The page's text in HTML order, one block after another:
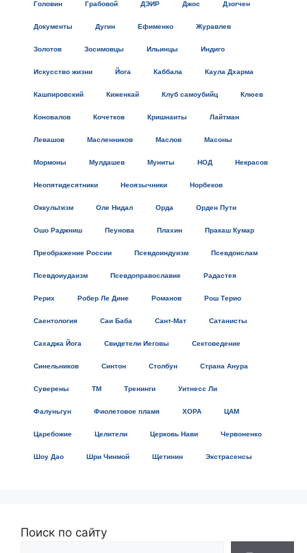
Головин Грабовой ДЭИР Джос Дзогчен
Документы Дугин Ефименко Журавлев
Золотов Зосимовцы Ильинцы Индиго
Искусство жизни Йога Каббала Каула Дхарма
Кашпировский Киженкай Клуб самоубийц Клюев
Коновалов Кочетков Кришнаиты Лайтман
Левашов Масленников Маслов Масоны
Мормоны Мулдашев Муниты НОД Некрасов
Неопятидесятники Неоязычники Норбеков
Оккультизм Оле Нидал Орда Орден Пути
Ошо Раджниш Пеунова Плахин Пракаш Кумар
Преображение России Псевдоиндуизм Псевдоислам
Псевдоиудаизм Псевдоправославие Радастея
Рерих Робер Ле Дине Романов Рош Терио
Саентология Саи Баба Сант-Мат Сатанисты
Сахаджа Йога Свидетели Иеговы Сектоведение
Синельников Синтон Столбун Страна Анура
Суверены ТМ Тренинги Уитнесс Ли
Фалуньгун Фиолетовое пламя ХОРА ЦАМ
Царебожие Целители Церковь Нави Червоненко
Шоу Дао Шри Чинмой Щетинин Экстрасенсы
Поиск по сайту